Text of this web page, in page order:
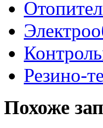
Резино-
Похоже